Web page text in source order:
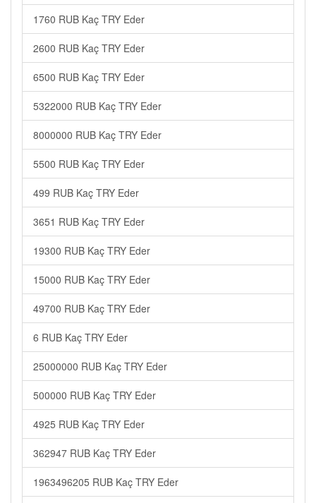
1760 RUB Kaç TRY Eder
2600 RUB Kaç TRY Eder
6500 RUB Kaç TRY Eder
5322000 RUB Kaç TRY Eder
8000000 RUB Kaç TRY Eder
5500 RUB Kaç TRY Eder
499 RUB Kaç TRY Eder
3651 RUB Kaç TRY Eder
19300 RUB Kaç TRY Eder
15000 RUB Kaç TRY Eder
49700 RUB Kaç TRY Eder
6 RUB Kaç TRY Eder
25000000 RUB Kaç TRY Eder
500000 RUB Kaç TRY Eder
4925 RUB Kaç TRY Eder
362947 RUB Kaç TRY Eder
1963496205 RUB Kaç TRY Eder